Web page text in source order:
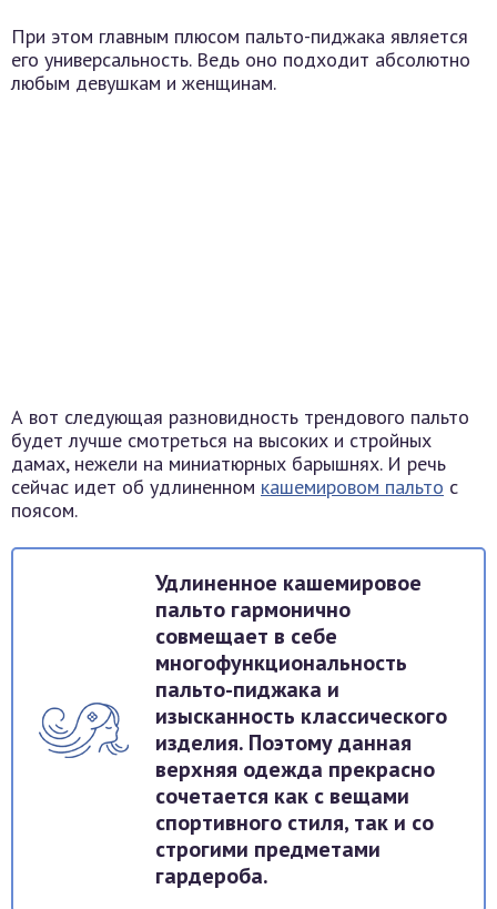
При этом главным плюсом пальто-пиджака является
его универсальность. Ведь оно подходит абсолютно
любым девушкам и женщинам.
А вот следующая разновидность трендового пальто
будет лучше смотреться на высоких и стройных
дамах, нежели на миниатюрных барышнях. И речь
сейчас идет об удлиненном кашемировом пальто с
поясом.
Удлиненное кашемировое
пальто гармонично
совмещает в себе
многофункциональность
пальто-пиджака и
изысканность классического
изделия. Поэтому данная
верхняя одежда прекрасно
сочетается как с вещами
спортивного стиля, так и со
строгими предметами
гардероба.